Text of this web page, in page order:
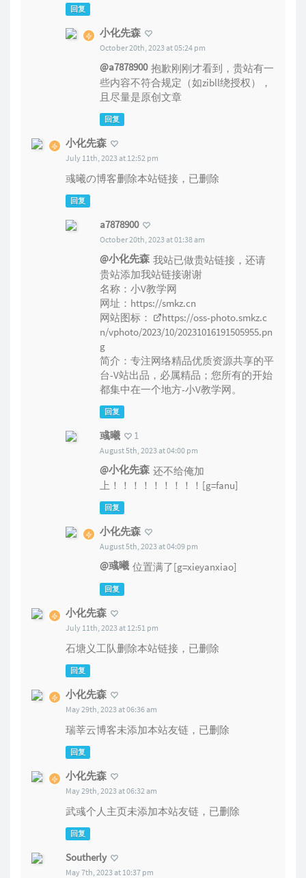
回复
小化先森
October 20th, 2023 at 05:24 pm
@a7878900 抱歉刚刚才看到，贵站有一
些内容不符合规定（如zibll绕授权），
且尽量是原创文章
回复
小化先森
July 11th, 2023 at 12:52 pm
彧曦の博客删除本站链接，已删除
回复
a7878900
October 20th, 2023 at 01:38 am
@小化先森 我站已做贵站链接，还请
贵站添加我站链接谢谢
名称：小V教学网
网址： https://smkz.cn
网站图标：
https://oss-photo.smkz.c
n/vphoto/2023/10/20231016191505955.pn
g
简介：专注网络精品优质资源共享的平
台-V站出品，必属精品；您所有的开始
都集中在一个地方-小V教学网。
回复
彧曦 1
August 5th, 2023 at 04:00 pm
@小化先森 还不给俺加
上！！！！！！！！！[g=fanu]
回复
小化先森
August 5th, 2023 at 04:09 pm
@彧曦 位置满了[g=xieyanxiao]
回复
小化先森
July 11th, 2023 at 12:51 pm
石塘义工队删除本站链接，已删除
回复
小化先森
May 29th, 2023 at 06:36 am
瑞莘云博客未添加本站友链，已删除
回复
小化先森
May 29th, 2023 at 06:32 am
武彧个人主页未添加本站友链，已删除
回复
Southerly
May 7th, 2023 at 10:37 pm